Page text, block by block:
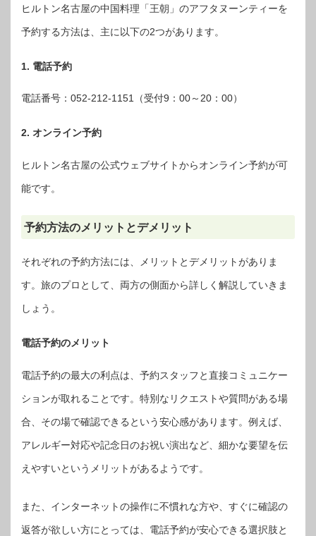
ヒルトン名古屋の中国料理「王朝」のアフタヌーンティーを
予約する方法は、主に以下の2つがあります。
1. 電話予約
電話番号：052-212-1151（受付9：00～20：00）
2. オンライン予約
ヒルトン名古屋の公式ウェブサイトからオンライン予約が可
能です。
予約方法のメリットとデメリット
それぞれの予約方法には、メリットとデメリットがありま
す。旅のプロとして、両方の側面から詳しく解説していきま
しょう。
電話予約のメリット
電話予約の最大の利点は、予約スタッフと直接コミュニケー
ションが取れることです。特別なリクエストや質問がある場
合、その場で確認できるという安心感があります。例えば、
アレルギー対応や記念日のお祝い演出など、細かな要望を伝
えやすいというメリットがあるようです。
また、インターネットの操作に不慣れな方や、すぐに確認の
返答が欲しい方にとっては、電話予約が安心できる選択肢と